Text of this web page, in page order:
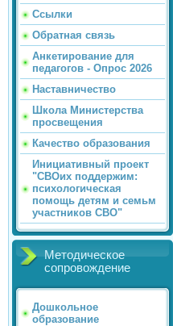
Ссылки
Обратная связь
Анкетирование для
педагогов - Опрос 2026
Наставничество
Школа Министерства
просвещения
Качество образования
Инициативный проект
"СВОих поддержим:
психологическая
помощь детям и семьм
участников СВО"
Методическое
сопровождение
Дошкольное
образование